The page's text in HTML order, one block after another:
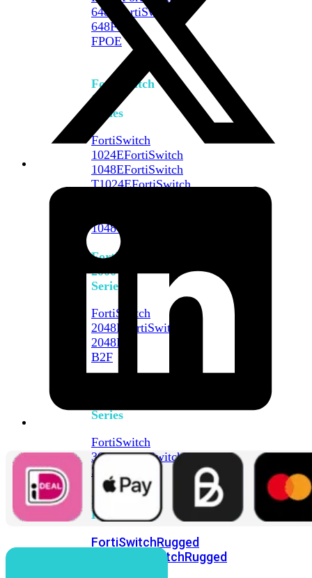
648F
FortiSwitch
648F-
FPOE
FortiSwitch
1000
Series
FortiSwitch
1024EFortiSwitch
1048EFortiSwitch
T1024EFortiSwitch
1048G
FortiSwitch
2000
Series
FortiSwitch
2048F
FortiSwitch
2048F-
B2F
Series
FortiSwitch
3032EFortiSwitch
3032G
FortiSwitch
Ruggedized
FortiSwitchRugged
FortiSwitchRugged